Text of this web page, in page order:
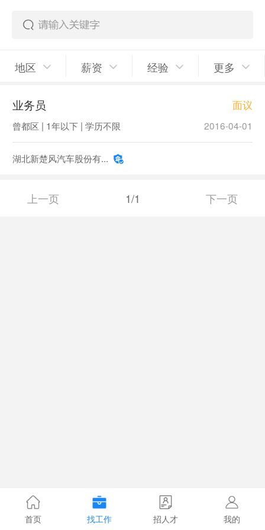
地区 薪资 经验 更多
业务员 面议
曾都区 | 1年以下 | 学历不限 2016-04-01
湖北新楚风汽车股份有...
上一页 1/1 下一页
首页 找工作 招人才 我的